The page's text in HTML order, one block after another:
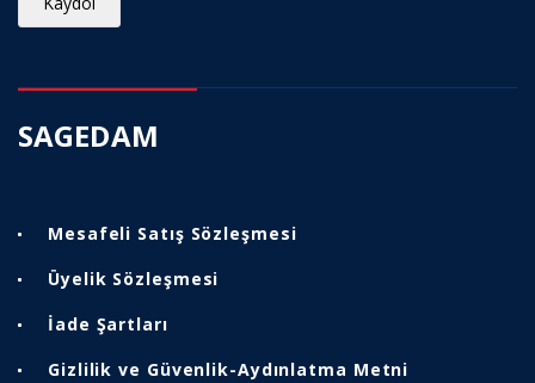
SAGEDAM
Mesafeli Satış Sözleşmesi
Üyelik Sözleşmesi
İade Şartları
Gizlilik ve Güvenlik-Aydınlatma Metni